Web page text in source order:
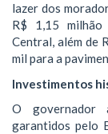
lazer dos
R$ 1,15
Central, além de
mil para a
​Investimentos
O governador
garantidos pelo